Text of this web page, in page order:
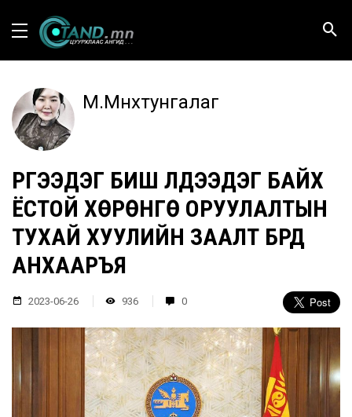
М.Мөнхтунгалаг
ҮРГЭЭДЭГ БИШ ҮЛДЭЭДЭГ БАЙХ
ЁСТОЙ ХӨРӨНГӨ ОРУУЛАЛТЫН
ТУХАЙ ХУУЛИЙН ЗААЛТ БҮРД
АНХААРЪЯ
2023-06-26 936 0